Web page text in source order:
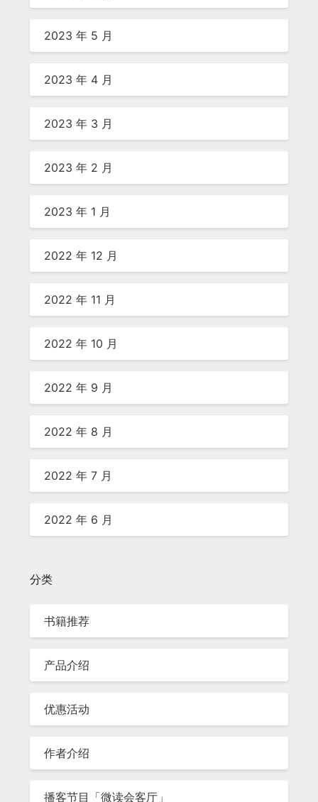
2023 年 5 月
2023 年 4 月
2023 年 3 月
2023 年 2 月
2023 年 1 月
2022 年 12 月
2022 年 11 月
2022 年 10 月
2022 年 9 月
2022 年 8 月
2022 年 7 月
2022 年 6 月
分类
书籍推荐
产品介绍
优惠活动
作者介绍
播客节目「微读会客厅」